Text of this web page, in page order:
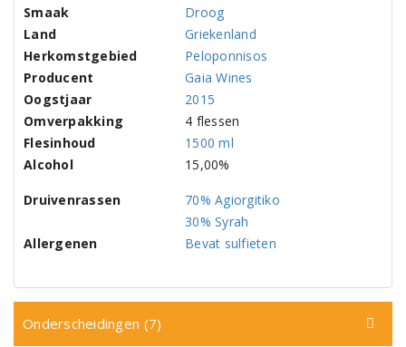
Smaak
Droog
Land
Griekenland
Herkomstgebied
Peloponnisos
Producent
Gaia Wines
Oogstjaar
2015
Omverpakking
4 flessen
Flesinhoud
1500 ml
Alcohol
15,00%
Druivenrassen
70% Agiorgitiko
30% Syrah
Allergenen
Bevat sulfieten
Onderscheidingen (7)